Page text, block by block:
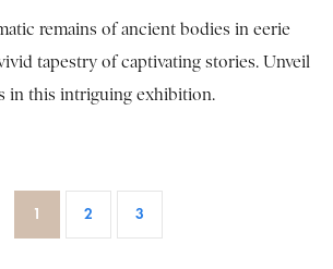
remains of ancient bodies in eerie
tapestry of captivating stories. Unveil
in this intriguing exhibition.
1 2 3